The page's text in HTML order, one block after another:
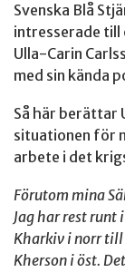
Svenska Blå
intresserade till
Ulla-Carin
med sin kända
Så här berättar
situationen för
arbete i det
Förutom mina
Jag har rest runt
Kharkiv i norr till
Kherson i öst.